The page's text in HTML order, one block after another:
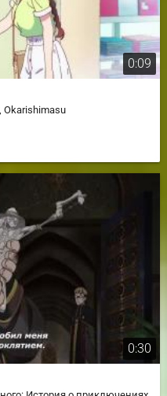
0:09
Okarishimasu
0:30